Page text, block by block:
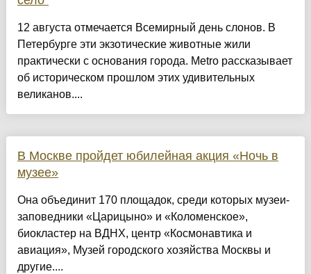
12 августа отмечается Всемирный день слонов. В
Петербурге эти экзотические животные жили
практически с основания города. Metro рассказывает
об историческом прошлом этих удивительных
великанов....
В Москве пройдет юбилейная акция «Ночь в
музее»
Она объединит 170 площадок, среди которых музеи-
заповедники «Царицыно» и «Коломенское»,
биокластер на ВДНХ, центр «Космонавтика и
авиация», Музей городского хозяйства Москвы и
другие....